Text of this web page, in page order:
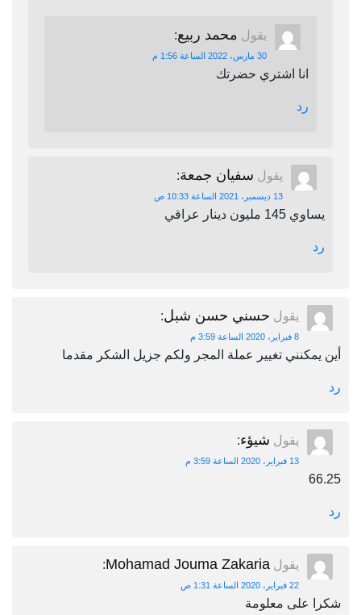
يقول محمد ربيع:
30 مارس، 2022 الساعة 1:56 م
انا اشتري حضرتك
رد
يقول سفيان جمعة:
13 ديسمبر، 2021 الساعة 10:33 ص
يساوي 145 مليون دينار عراقي
رد
يقول حسني حسن شبل:
8 فبراير، 2020 الساعة 3:59 م
أين يمكنني تغيير عملة المجر ولكم جزيل الشكر مقدما
رد
يقول شيؤء:
13 فبراير، 2020 الساعة 3:59 م
66.25
رد
يقول Mohamad Jouma Zakaria
:
22 فبراير، 2020 الساعة 1:31 ص
شكرا على معلومة